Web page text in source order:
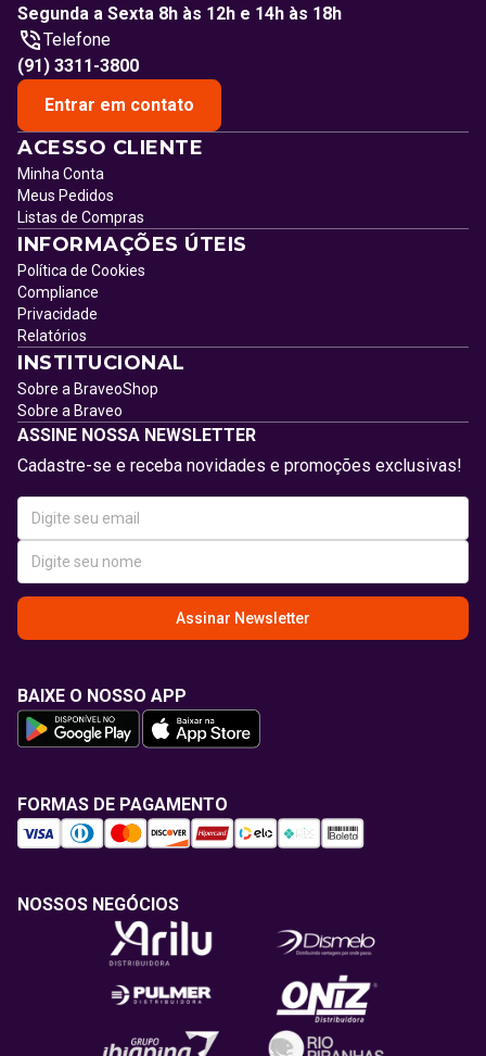
Segunda a Sexta 8h às 12h e 14h às 18h
Telefone
(91) 3311-3800
Entrar em contato
ACESSO CLIENTE
Minha Conta
Meus Pedidos
Listas de Compras
INFORMAÇÕES ÚTEIS
Política de Cookies
Compliance
Privacidade
Relatórios
INSTITUCIONAL
Sobre a BraveoShop
Sobre a Braveo
ASSINE NOSSA NEWSLETTER
Cadastre-se e receba novidades e promoções exclusivas!
Assinar Newsletter
BAIXE O NOSSO APP
FORMAS DE PAGAMENTO
NOSSOS NEGÓCIOS